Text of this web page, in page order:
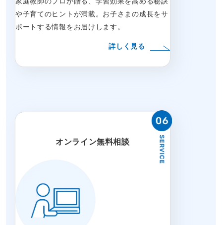
や子育てのヒントが満載。お子さまの成長をサ
ポートする情報をお届けします。
詳しく見る
オンライン無料相談